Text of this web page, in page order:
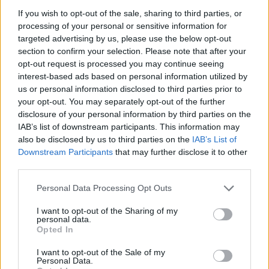
If you wish to opt-out of the sale, sharing to third parties, or
processing of your personal or sensitive information for
targeted advertising by us, please use the below opt-out
section to confirm your selection. Please note that after your
opt-out request is processed you may continue seeing
interest-based ads based on personal information utilized by
us or personal information disclosed to third parties prior to
your opt-out. You may separately opt-out of the further
disclosure of your personal information by third parties on the
IAB’s list of downstream participants. This information may
also be disclosed by us to third parties on the IAB’s List of
Downstream Participants that may further disclose it to other
Personal Data Processing Opt Outs
I want to opt-out of the Sharing of my
personal data.
Opted In
I want to opt-out of the Sale of my
Personal Data.
questo che un calciatore come Romelu Lukaku potrebbe
essere ceduto? “Sì, è una possibilità concreta. Credo che
Lukaku e il suo entourage stiano già valutando eventuali
opportunità. Non ci sono ancora offerte ufficiali, ma
sicuramente esistono manifestazioni di interesse. La sua
stagione non è stata particolarmente positiva e, al di là
dell'allenatore, ho sempre avuto la sensazione che il suo
futuro fosse lontano da Napoli. Ha richieste economiche
importanti, mentre il club sta seguendo una politica diversa,
puntando sulla riduzione del monte ingaggi e sul
ringiovanimento della rosa.”
Per quanto riguarda Kevin De Bruyne, invece, quale potrebbe
essere il suo futuro? “A centrocampo il Napoli è già ben
stesso discorso fatto per Lukaku: se un giocatore è convinto
di poter dare un contributo importante, allora ben venga. Se
invece non è pienamente coinvolto nel progetto, sarà giusto
fare altre valutazioni. De Bruyne resta un campione assoluto,
ma dovrà mettersi a disposizione con umiltà. Personalmente,